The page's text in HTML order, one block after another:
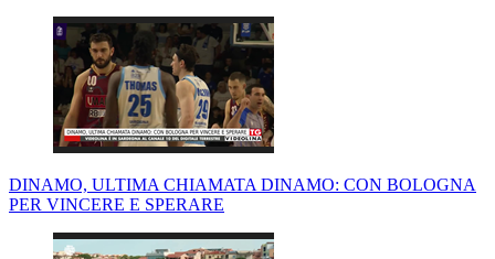
DINAMO, ULTIMA CHIAMATA DINAMO: CON BOLOGNA
PER VINCERE E SPERARE